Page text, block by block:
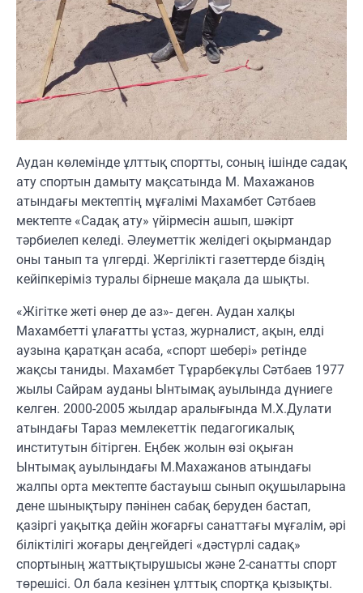
Аудан көлемінде ұлттық спортты, соның ішінде садақ
ату спортын дамыту мақсатында М. Махажанов
атындағы мектептің мұғалімі Махамбет Сәтбаев
мектепте «Садақ ату» үйірмесін ашып, шәкірт
тәрбиелеп келеді. Әлеуметтік желідегі оқырмандар
оны танып та үлгерді. Жергілікті газеттерде біздің
кейіпкеріміз туралы бірнеше мақала да шықты.
«Жігітке жеті өнер де аз»- деген. Аудан халқы
Махамбетті ұлағатты ұстаз, журналист, ақын, елді
аузына қаратқан асаба, «спорт шебері» ретінде
жақсы таниды. Махамбет Тұрарбекұлы Сәтбаев 1977
жылы Сайрам ауданы Ынтымақ ауылында дүниеге
келген. 2000-2005 жылдар аралығында М.Х.Дулати
атындағы Тараз мемлекеттік педагогикалық
институтын бітірген. Еңбек жолын өзі оқыған
Ынтымақ ауылындағы М.Махажанов атындағы
жалпы орта мектепте бастауыш сынып оқушыларына
дене шынықтыру пәнінен сабақ беруден бастап,
қазіргі уақытқа дейін жоғарғы санаттағы мұғалім, әрі
біліктілігі жоғары деңгейдегі «дәстүрлі садақ»
спортының жаттықтырушысы және 2-санатты спорт
төрешісі. Ол бала кезінен ұлттық спортқа қызықты.